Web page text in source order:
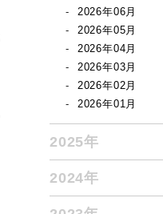
2026年06月
2026年05月
2026年04月
2026年03月
2026年02月
2026年01月
2025年
2024年